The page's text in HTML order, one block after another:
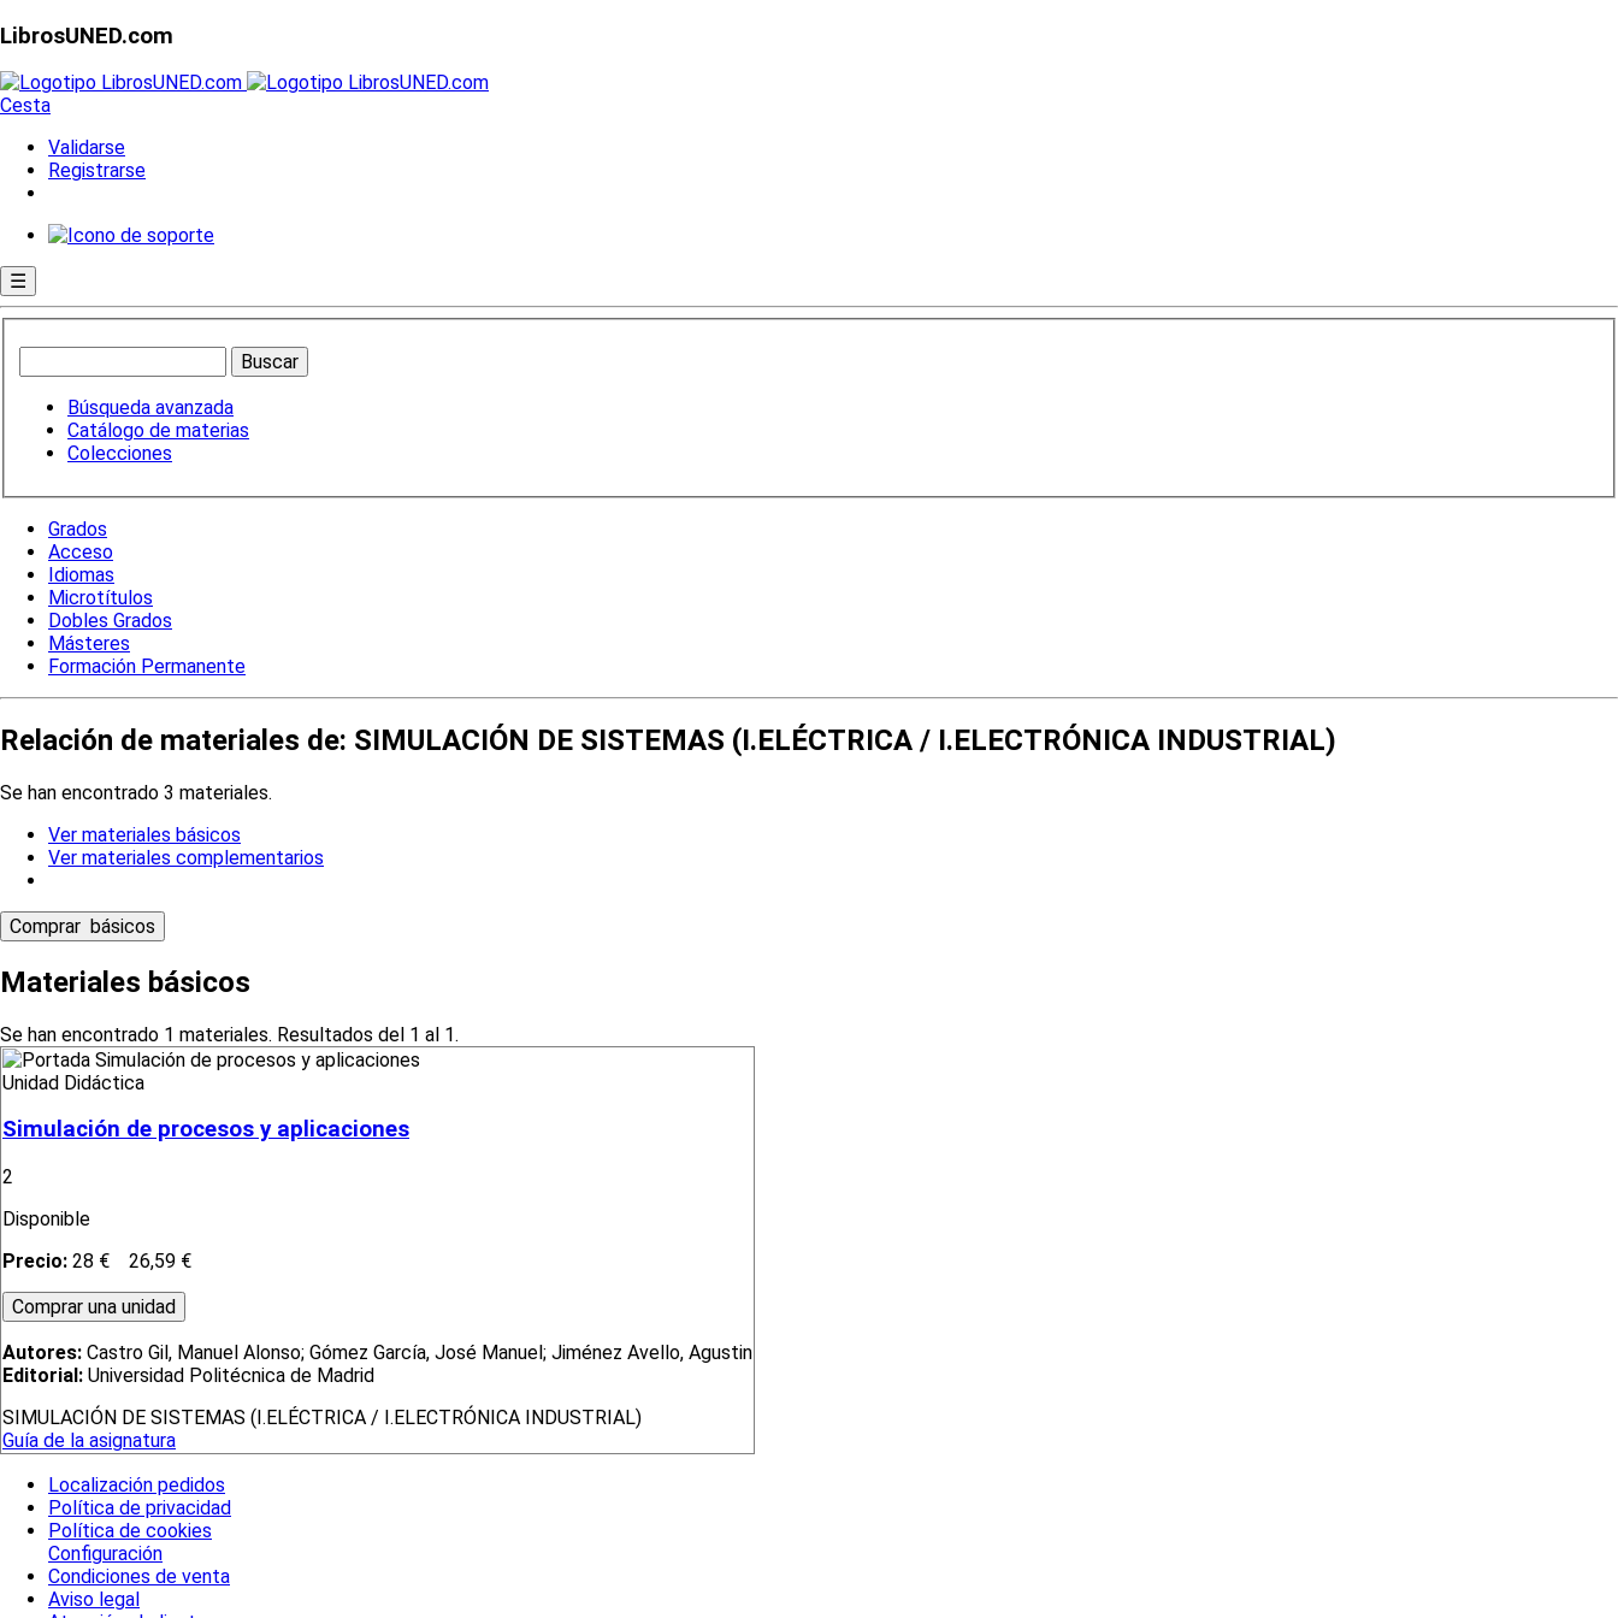
LibrosUNED.com
Cesta
Validarse
Registrarse
☰
Búsqueda avanzada
Catálogo de materias
Colecciones
Grados
Acceso
Idiomas
Microtítulos
Dobles Grados
Másteres
Formación Permanente
Relación de materiales de: SIMULACIÓN DE SISTEMAS (I.ELÉCTRICA / I.ELECTRÓNICA INDUSTRIAL)
Se han encontrado 3 materiales.
Ver materiales básicos
Ver materiales complementarios
Materiales básicos
Se han encontrado 1 materiales. Resultados del 1 al 1.
Unidad Didáctica
Simulación de procesos y aplicaciones
2
Disponible
Precio: 28 € 26,59 €
Autores: Castro Gil, Manuel Alonso; Gómez García, José Manuel; Jiménez Avello, Agustin
Editorial: Universidad Politécnica de Madrid
SIMULACIÓN DE SISTEMAS (I.ELÉCTRICA / I.ELECTRÓNICA INDUSTRIAL)
Guía de la asignatura
Localización pedidos
Política de privacidad
Política de cookies
Configuración
Condiciones de venta
Aviso legal